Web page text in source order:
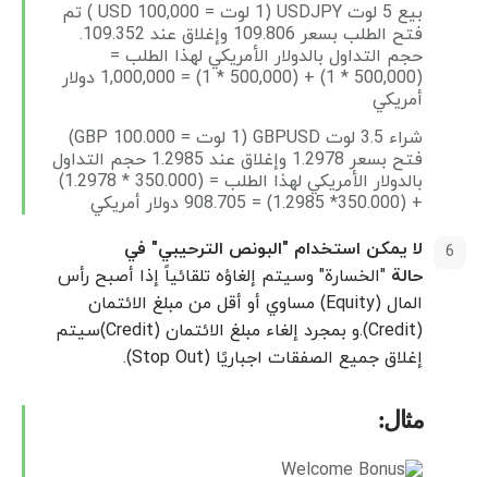
بيع 5 لوت USDJPY (1 لوت = 100,000 USD ) تم
فتح الطلب بسعر 109.806 وإغلاق عند 109.352.
حجم التداول بالدولار الأمريكي لهذا الطلب =
(500,000 * 1) + (500,000 * 1) = 1,000,000 دولار
أمريكي
شراء 3.5 لوت GBPUSD (1 لوت = 100.000 GBP)
فتح بسعر 1.2978 وإغلاق عند 1.2985 حجم التداول
بالدولار الأمريكي لهذا الطلب = (350.000 * 1.2978)
+ (350.000* 1.2985) = 908.705 دولار أمريكي
لا يمكن استخدام "البونص الترحيبي" في
حالة "الخسارة" وسيتم إلغاؤه تلقائياً إذا أصبح رأس
المال (Equity) مساوي أو أقل من مبلغ الائتمان
(Credit).و بمجرد إلغاء مبلغ الائتمان (Credit)سیتم
إغلاق جميع الصفقات اجباریًا (Stop Out).
مثال: